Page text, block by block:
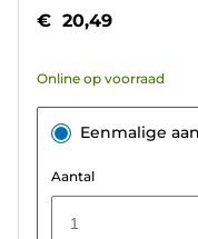
sterren.
beoordelingen
€ 20,49
Online op voorraad
Eenmalige
Aantal
1